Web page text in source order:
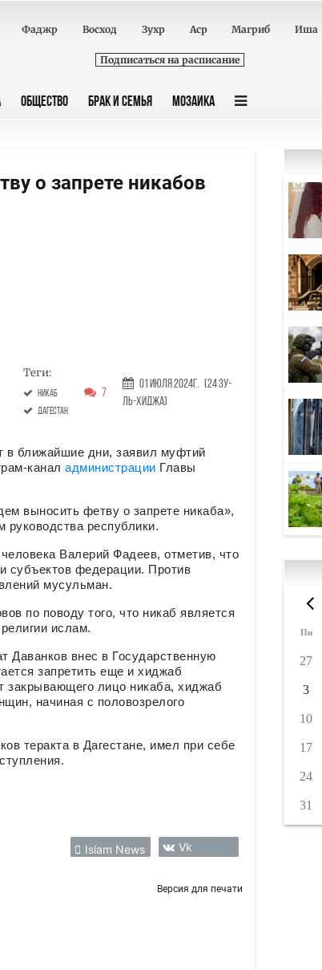
Фаджр Восход Зухр Аср Магриб Иша
Подписаться на расписание
ОБЩЕСТВО БРАК И СЕМЬЯ МОЗАИКА
о запрете никабов
Теги:
никаб
Дагестан
7
01 Июля 2024г. (24 Зу-
ль-хиджа)
в ближайшие дни, заявил муфтий
канал администрации Главы
выносить фетву о запрете никаба»,
руководства республики.
Валерий Фадеев, отметив, что
субъектов федерации. Против
мусульман.
по поводу того, что никаб является
ислам.
Даванков внес в Государственную
запретить еще и хиджаб
закрывающего лицо никаба, хиджаб
начиная с половозрелого
теракта в Дагестане, имел при себе
Islam News Vk
Версия для печати
Пн
27
3
10
17
24
31